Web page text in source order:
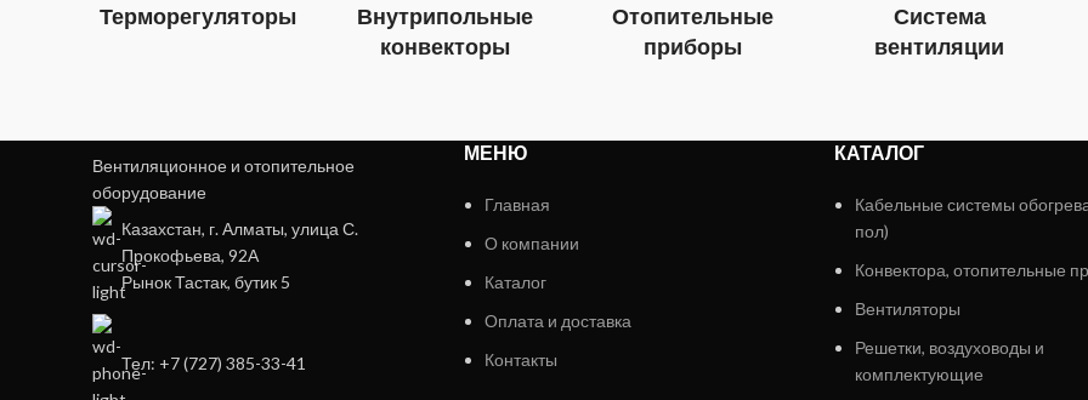
Терморегуляторы
Внутрипольные
конвекторы
Отопительные
приборы
Система
вентиляции
Вентиляционное и отопительное
оборудование
Казахстан, г. Алматы, улица С.
Прокофьева, 92А
Рынок Тастак, бутик 5
Тел: +7 (727) 385-33-41
МЕНЮ
Главная
О компании
Каталог
Оплата и доставка
Контакты
КАТАЛОГ
Кабельные системы
пол)
Конвектора, отопительные
Вентиляторы
Решетки, воздуховоды и
комплектующие